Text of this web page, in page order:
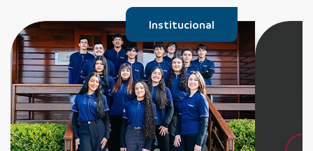
Institucional